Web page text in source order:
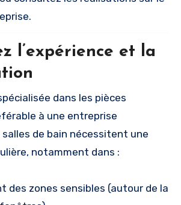
l’expérience et la
dans les pièces
à une entreprise
de bain nécessitent une
notamment dans :
des zones sensibles (autour de la